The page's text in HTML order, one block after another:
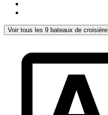
Voir tous les 9 bateaux de croisière